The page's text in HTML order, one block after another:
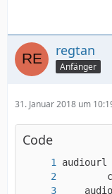
regtan
Anfänger
31. Januar 2018 um
Code